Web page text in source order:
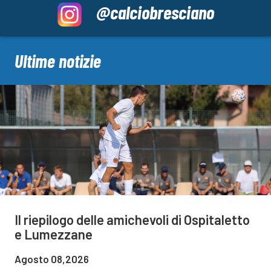
@calciobresciano
Ultime notizie
Il riepilogo delle amichevoli di Ospitaletto
e Lumezzane
Agosto 08,2026